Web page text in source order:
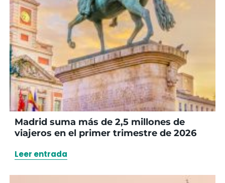
Madrid suma más de 2,5 millones de
viajeros en el primer trimestre de 2026
Leer entrada